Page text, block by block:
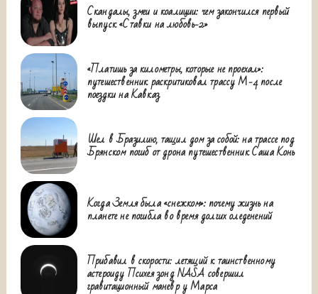
Скандалы, змеи и коалиции: чем закончился первый
выпуск «Ставки на любовь-2»
«Платишь за километры, которые не проехал»:
путешественник раскритиковал трассу М-4 после
поездки на Кавказ
Шел в Бразилию, тащил дом за собой: на трассе под
Брянском погиб от дрона путешественник Саша Конь
Когда Земля была «снежком»: почему жизнь на
планете не погибла во время долгих оледенений
Прибавил в скорости: летящий к таинственному
астероиду Психея зонд NASA совершил
гравитационный маневр у Марса